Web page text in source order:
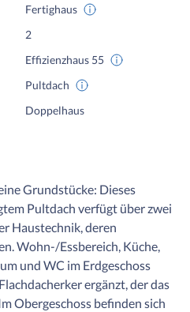
Fertighaus
2
Effizienzhaus 55
Pultdach
Doppelhaus
Grundstücke: Dieses
Pultdach verfügt über zwei
Haustechnik, deren
Wohn-/Essbereich, Küche,
und WC im Erdgeschoss
ergänzt, der das
Obergeschoss befinden sich